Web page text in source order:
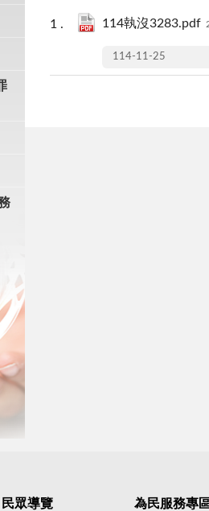
114執沒3283.pdf
114-11-25
民眾導覽 為民服務專